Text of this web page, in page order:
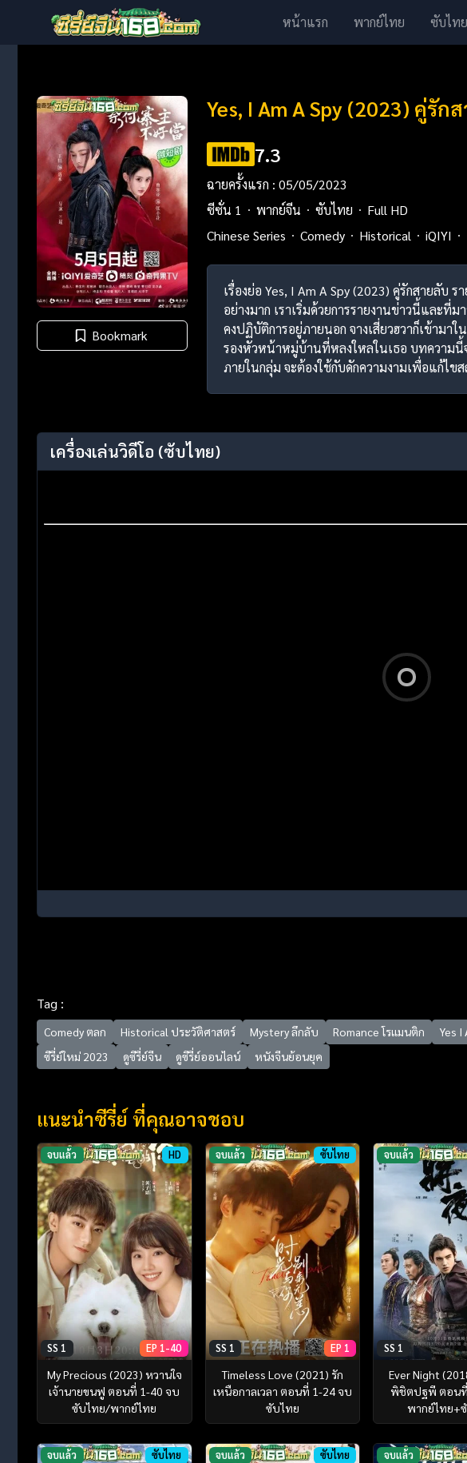
หน้าแรก พากย์ไทย ซับไทย
Bookmark
Yes, I Am A Spy (2023) คู่รั
7.3
ฉายครั้งแรก : 05/05/2023
ซีซั่น 1
พากย์จีน ซับไทย
Full HD
Chinese Series
Comedy Historical iQIYI
เรื่องย่อ Yes, I Am A Spy (2023) คู่รักสายลั
อย่างมาก เราเริ่มด้วยการรายงานข่าวนี้และ
คงปฏิบัติการอยู่ภายนอก จางเสี่ยวฮวาก็เข้าม
รองหัวหน้าหมู่บ้านที่หลงใหลในเธอ บทความนี้
ภายในกลุ่ม จะต้องใช้กับดักความงามเพื่อแก้ไข
เครื่องเล่นวิดีโอ (ซับไทย)
Tag :
Comedy ตลก Historical ประวัติศาสตร์ Mystery ลึกลับ Romance โรแมนติก Yes I
ซีรี่ย์ใหม่ 2023
ดูซีรี่ย์จีน ดูซีรี่ย์ออนไลน์ หนังจีนย้อนยุค
แนะนำซีรี่ย์ ที่คุณอาจชอบ
จบแล้ว HD
SS 1 EP 1-40
My Precious (2023) หวานใจ
เจ้านายขนฟู ตอนที่ 1-40 จบ
ซับไทย/พากย์ไทย
จบแล้ว ซับไทย
SS 1 EP 1
Timeless Love (2021) รัก
เหนือกาลเวลา ตอนที่ 1-24 จบ
ซับไทย
จบแล้ว
SS 1
Ever Night
พิชิตปฐพี ตอน
พากย์ไทย+
จบแล้ว ซับไทย จบแล้ว ซับไทย จบแล้ว